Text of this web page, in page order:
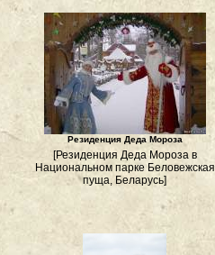
Резиденция Деда Мороза
[Резиденция Деда Мороза в
Национальном парке Беловежская
пуща, Беларусь]